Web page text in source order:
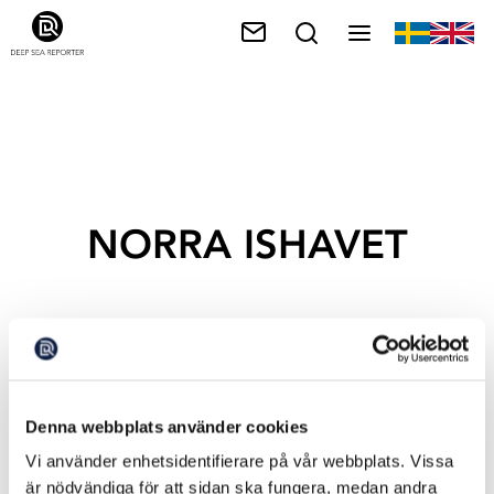
Denna webbplats använder cookies
Vi använder enhetsidentifierare på vår webbplats. Vissa
är nödvändiga för att sidan ska fungera, medan andra
NORRA ISHAVET